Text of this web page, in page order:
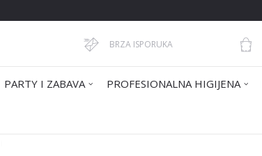
BRZA ISPORUKA
PARTY I ZABAVA PROFESIONALNA HIGIJENA